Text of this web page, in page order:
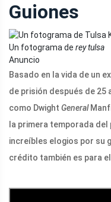
Guiones
Un fotograma de rey tulsa
Anuncio
Basado en la vida de un
de prisión después de
como Dwight General
la primera temporada
increíbles elogios por su
crédito también es para